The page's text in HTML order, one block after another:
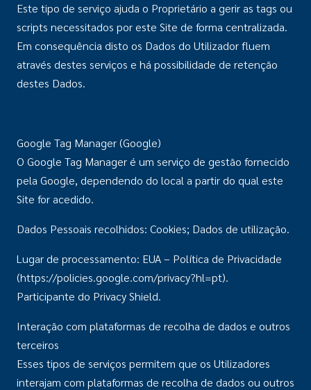
Este tipo de serviço ajuda o Proprietário a gerir as tags ou
scripts necessitados por este Site de forma centralizada.
Em consequência disto os Dados do Utilizador fluem
através destes serviços e há possibilidade de retenção
destes Dados.
Google Tag Manager (Google)
O Google Tag Manager é um serviço de gestão fornecido
pela Google, dependendo do local a partir do qual este
Site for acedido.
Dados Pessoais recolhidos: Cookies; Dados de utilização.
Lugar de processamento: EUA – Política de Privacidade
(https://policies.google.com/privacy?hl=pt).
Participante do Privacy Shield.
Interação com plataformas de recolha de dados e outros
terceiros
Esses tipos de serviços permitem que os Utilizadores
interajam com plataformas de recolha de dados ou outros